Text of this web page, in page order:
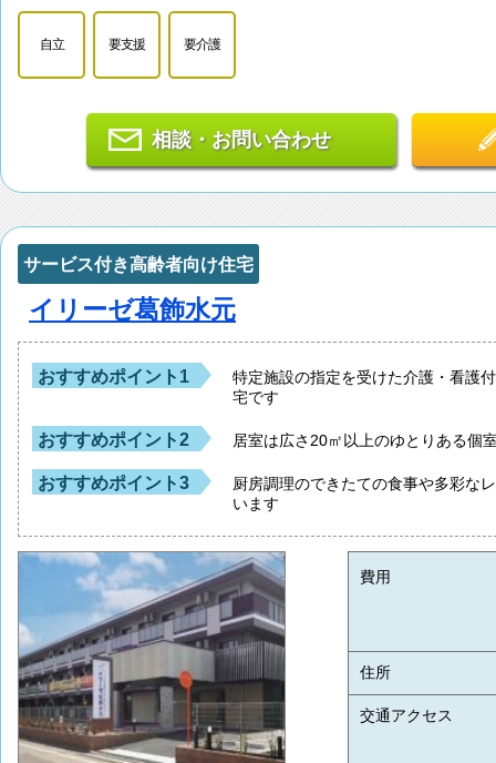
自立 要支援 要介護
相談・お問い合わせ
サービス付き高齢者向け住宅
イリーゼ葛飾水元
おすすめポイント1
特定施設の指定を受けた介護・看護
宅です
おすすめポイント2 居室は広さ20㎡以上のゆとりある個
おすすめポイント3
厨房調理のできたての食事や多彩な
います
費用
住所
交通アクセス